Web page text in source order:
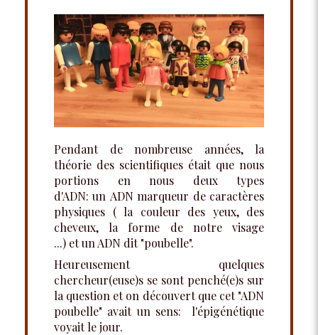
Pendant de nombreuse années, la
théorie des scientifiques était que nous
portions en nous deux types
d'ADN: un ADN marqueur de caractères
physiques ( la couleur des yeux, des
cheveux, la forme de notre visage
...) et un ADN dit "poubelle".
Heureusement quelques
chercheur(euse)s se sont penché(e)s sur
la question et on découvert que cet "ADN
poubelle" avait un sens: l'épigénétique
voyait le jour.